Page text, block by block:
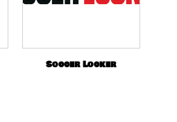
Soccer Locker